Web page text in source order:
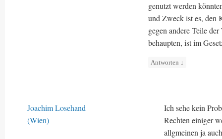
genutzt werden
und Zweck ist es, den
gegen andere Teile
behaupten, ist im
Antworten ↓
Joachim Losehand
(Wien)
Ich sehe kein
Rechten einiger
allgmeinen ja